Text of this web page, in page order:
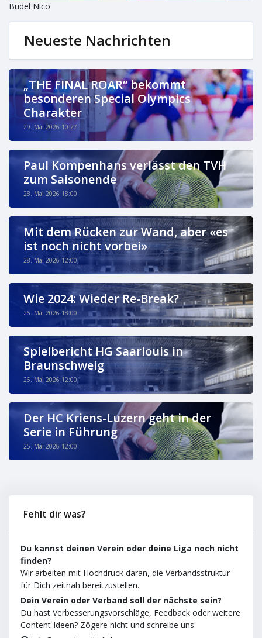
Büdel Nico
Neueste Nachrichten
„THE FINAL ROAR“ bekommt
besonderen Special Olympics
Charakter
29. Mai 2026 10:27
Paul Kompenhans verlässt den TVH
zum Saisonende
28. Mai 2026 18:00
Mit dem Rücken zur Wand, aber «es
ist noch nicht vorbei»
28. Mai 2026 12:00
Wie 2024: Wieder Re-Break?
26. Mai 2026 18:00
Spielbericht HG Saarlouis in
Braunschweig
26. Mai 2026 12:00
Der HC Kriens-Luzern geht in der
Serie in Führung
25. Mai 2026 12:00
Fehlt dir was?
Du kannst deinen Verein oder deine Liga noch nicht
finden?
Wir arbeiten mit Hochdruck daran, die Verbandsstruktur
für Dich zeitnah bereitzustellen.
Dein Verein oder Verband soll der nächste sein?
Du hast Verbesserungsvorschläge, Feedback oder weitere
Content Ideen? Zögere nicht und schreibe uns: